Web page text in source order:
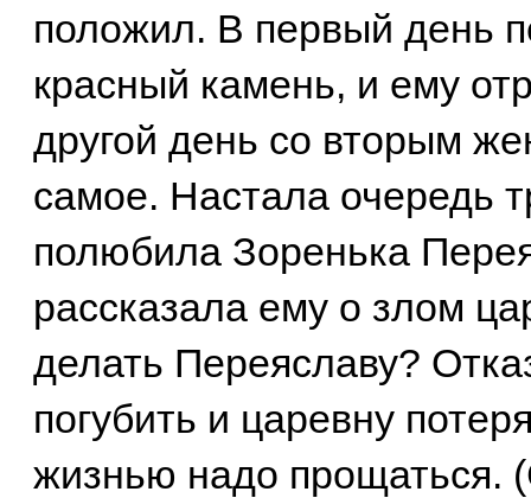
положил. В первый день
красный камень, и ему
другой день со вторым
самое. Настала очередь
полюбила Зоренька
рассказала ему о злом
делать Переяславу?
погубить и царевну
жизнью надо прощаться.